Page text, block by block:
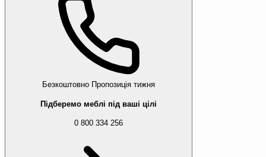
Безкоштовно Пропозиція тижня
Підберемо меблі під ваші цілі
0 800 334 256